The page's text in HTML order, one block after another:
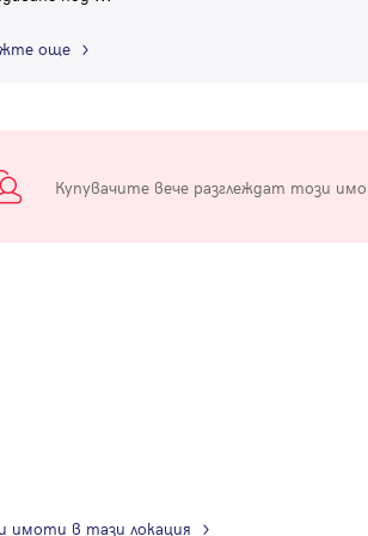
още
Купувачите вече разглеждат този
имоти в тази локация